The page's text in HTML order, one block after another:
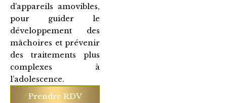
d’appareils amovibles,
pour guider le
développement des
mâchoires et prévenir
des traitements plus
complexes à
l’adolescence.
Prendre RDV